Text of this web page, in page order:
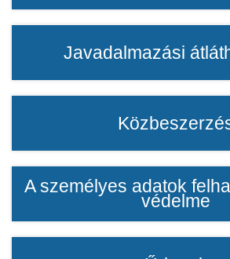
Javadalmazási
A személyes adatok
védelme